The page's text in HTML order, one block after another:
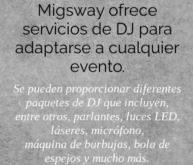
Migsway ofrece
servicios de DJ para
adaptarse a cualquier
evento.
Se pueden proporcionar diferentes
paquetes de DJ que incluyen,
entre otros, parlantes, luces LED,
láseres, micrófono,
máquina de burbujas, bola de
espejos y mucho más.